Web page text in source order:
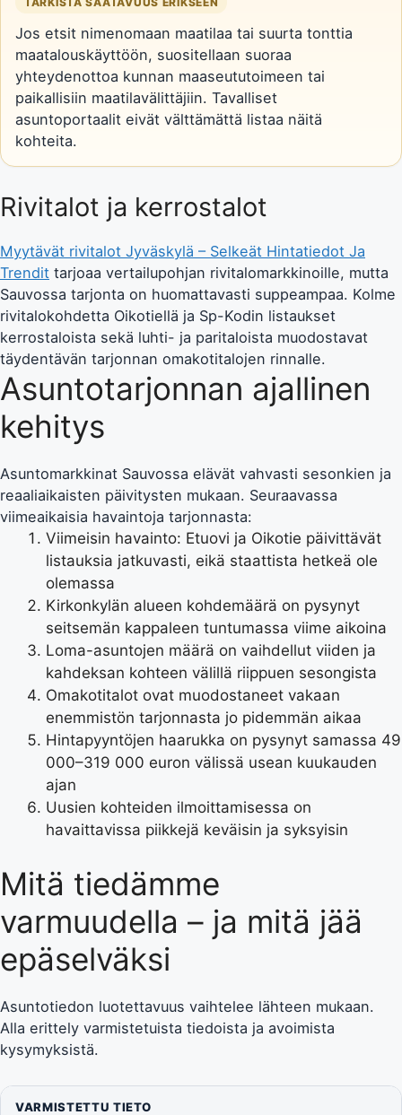
Jos etsit nimenomaan maatilaa tai suurta tonttia
maatalouskäyttöön, suositellaan suoraa
yhteydenottoa kunnan maaseututoimeen tai
paikallisiin maatilavälittäjiin. Tavalliset
asuntoportaalit eivät välttämättä listaa näitä
kohteita.
Rivitalot ja kerrostalot
Myytävät rivitalot Jyväskylä – Selkeät Hintatiedot Ja
Trendit tarjoaa vertailupohjan rivitalomarkkinoille, mutta
Sauvossa tarjonta on huomattavasti suppeampaa. Kolme
rivitalokohdetta Oikotiellä ja Sp-Kodin listaukset
kerrostaloista sekä luhti- ja paritaloista muodostavat
täydentävän tarjonnan omakotitalojen rinnalle.
Asuntotarjonnan ajallinen
kehitys
Asuntomarkkinat Sauvossa elävät vahvasti sesonkien ja
reaaliaikaisten päivitysten mukaan. Seuraavassa
viimeaikaisia havaintoja tarjonnasta:
Viimeisin havainto: Etuovi ja Oikotie päivittävät
listauksia jatkuvasti, eikä staattista hetkeä ole
olemassa
Kirkonkylän alueen kohdemäärä on pysynyt
seitsemän kappaleen tuntumassa viime aikoina
Loma-asuntojen määrä on vaihdellut viiden ja
kahdeksan kohteen välillä riippuen sesongista
Omakotitalot ovat muodostaneet vakaan
enemmistön tarjonnasta jo pidemmän aikaa
Hintapyyntöjen haarukka on pysynyt samassa 49
000–319 000 euron välissä usean kuukauden
ajan
Uusien kohteiden ilmoittamisessa on
havaittavissa piikkejä keväisin ja syksyisin
Mitä tiedämme
varmuudella – ja mitä jää
epäselväksi
Asuntotiedon luotettavuus vaihtelee lähteen mukaan.
Alla erittely varmistetuista tiedoista ja avoimista
kysymyksistä.
VARMISTETTU TIETO